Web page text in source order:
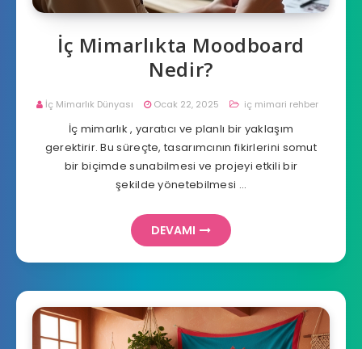
İç Mimarlıkta Moodboard
Nedir?
İç Mimarlık Dünyası Ocak 22, 2025 iç mimari rehber
İç mimarlık , yaratıcı ve planlı bir yaklaşım
gerektirir. Bu süreçte, tasarımcının fikirlerini somut
bir biçimde sunabilmesi ve projeyi etkili bir
şekilde yönetebilmesi …
DEVAMI